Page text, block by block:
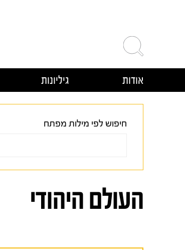
אודות גיליונות
חיפוש לפי מילות מפתח
העולם היהודי